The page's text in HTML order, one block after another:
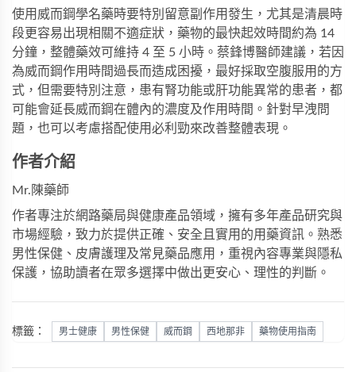
使用 威而鋼學名藥時要特別留意副作用發生，尤其是清晨時
段更容易出現相關不適症狀，藥物的最快起效時間約為 14
分鐘，整體藥效可維持 4 至 5 小時。蔡鋒博醫師建議，若因
為威而鋼作用時間過長而造成困擾，最好採取空腹服用的方
式，但需要特別注意，患有腎功能或肝功能異常的患者，都
可能會延長威而鋼在體內的濃度及作用時間。針對早洩問
題，也可以考慮搭配使用必利勁來改善整體表現。
作者介紹
Mr.陳藥師
作者專注於網路藥局與健康產品領域，擁有多年產品研究與
市場經驗，致力於提供正確、安全且實用的用藥資訊。熟悉
男性保健、皮膚護理及常見藥品應用，重視內容專業與隱私
保護，協助讀者在眾多選擇中做出更安心、理性的判斷。
標籤： 男士健康 男性保健 威而鋼 西地那非 藥物使用指南